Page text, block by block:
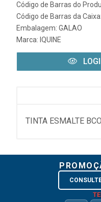
Código de Barras do
Código de Barras da
Embalagem: GALAO
Marca: IQUINE
TINTA ESMALTE